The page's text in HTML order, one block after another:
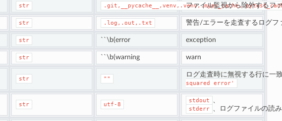
str ファイル監視から除外するフ
str .log,.out,.txt 警告/エラーを走査するログフ
str ``\b(error exception
str ``\b(warning warn
str ""
ログ走査時に無視する行に一
squared
error'
str utf-8
stdout
stderr 、ログファイルの読